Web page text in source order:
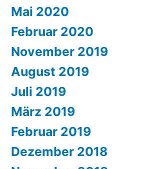
Mai 2020
Februar 2020
November 2019
August 2019
Juli 2019
März 2019
Februar 2019
Dezember 2018